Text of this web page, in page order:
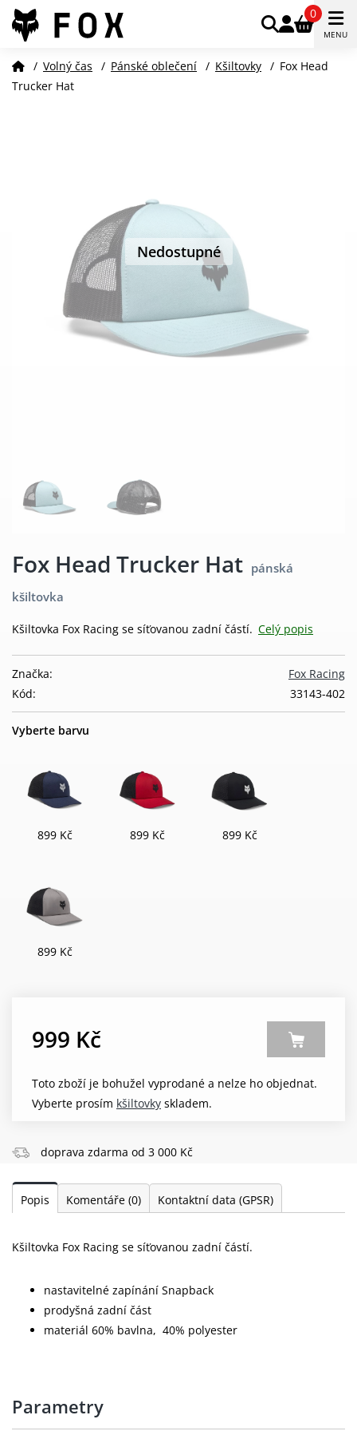
0
MENU
/ Volný čas / Pánské oblečení / Kšiltovky / Fox Head
Trucker Hat
Nedostupné
Fox Head Trucker Hat pánská
kšiltovka
Kšiltovka Fox Racing se síťovanou zadní částí. Celý popis
Fox Racing
Značka:
33143-402
Kód:
Vyberte barvu
899 Kč 899 Kč 899 Kč
899 Kč
999 Kč
Toto zboží je bohužel vyprodané a nelze ho objednat.
Vyberte prosím kšiltovky skladem.
doprava zdarma od 3 000 Kč
Popis Komentáře (0) Kontaktní data (GPSR)
Kšiltovka Fox Racing se síťovanou zadní částí.
nastavitelné zapínání Snapback
prodyšná zadní část
materiál 60% bavlna, 40% polyester
Parametry